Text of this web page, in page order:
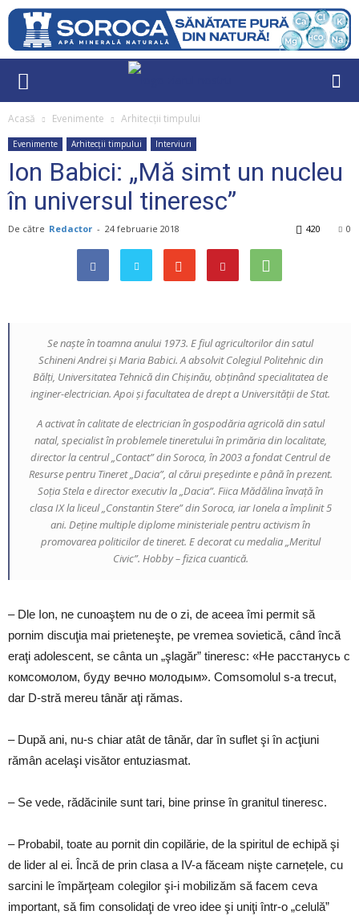
Acasă Evenimente Arhitecții timpului
Evenimente Arhitecții timpului Interviuri
Ion Babici: „Mă simt un nucleu
în universul tineresc”
De către Redactor - 24 februarie 2018 0
420
Se naşte în toamna anului 1973. E fiul agricultorilor din satul
Schineni Andrei şi Maria Babici. A absolvit Colegiul Politehnic din
Bălţi, Universitatea Tehnică din Chişinău, obţinând specialitatea de
inginer-electrician. Apoi şi facultatea de drept a Universităţii de Stat.
A activat în calitate de electrician în gospodăria agricolă din satul
natal, specialist în problemele tineretului în primăria din localitate,
director la centrul „Contact” din Soroca, în 2003 a fondat Centrul de
Resurse pentru Tineret „Dacia”, al cărui preşedinte e până în prezent.
Soţia Stela e director executiv la „Dacia”. Fiica Mădălina învaţă în
clasa IX la liceul „Constantin Stere” din Soroca, iar Ionela a împlinit 5
ani. Deţine multiple diplome ministeriale pentru activism în
promovarea politicilor de tineret. E decorat cu medalia „Meritul
Civic”. Hobby – fizica cuantică.
– Dle Ion, ne cunoaştem nu de o zi, de aceea îmi permit să
pornim discuţia mai prieteneşte, pe vremea sovietică, când încă
eraţi adolescent, se cânta un „şlagăr” tineresc: «Не расстанусь с
комсомолом, буду вечно молодым». Comsomolul s-a trecut,
dar D-stră mereu tânăr aţi rămas.
– După ani, nu-s chiar atât de tânăr, dar în suflet şi în acţiuni
rămân acelaşi visător entuziasmat.
– Se vede, rădăcinile sunt tari, bine prinse în granitul tineresc.
– Probabil, toate au pornit din copilărie, de la spiritul de echipă şi
de lider al ei. Încă de prin clasa a IV-a făceam nişte carnețele, cu
sarcini le împărţeam colegilor şi-i mobilizăm să facem ceva
important, să fim consolidaţi de vreo idee şi uniţi într-o „celulă”